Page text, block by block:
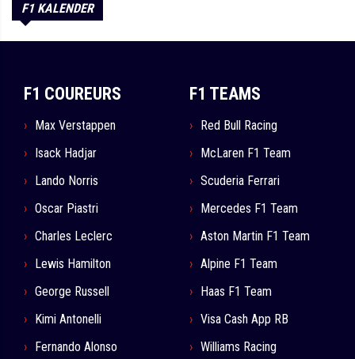
F1 KALENDER
F1 COUREURS
Max Verstappen
Isack Hadjar
Lando Norris
Oscar Piastri
Charles Leclerc
Lewis Hamilton
George Russell
Kimi Antonelli
Fernando Alonso
F1 TEAMS
Red Bull Racing
McLaren F1 Team
Scuderia Ferrari
Mercedes F1 Team
Aston Martin F1 Team
Alpine F1 Team
Haas F1 Team
Visa Cash App RB
Williams Racing